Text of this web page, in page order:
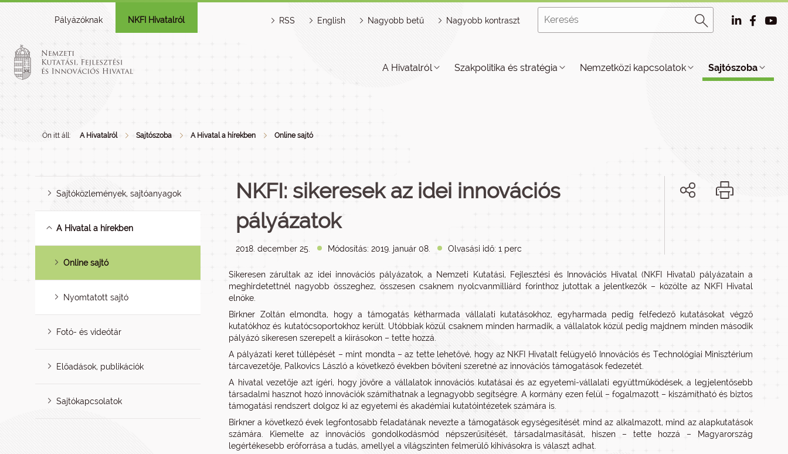
Pályázóknak NKFI Hivatalról RSS English Nagyobb betű Nagyobb kontraszt
A Hivatalról Szakpolitika és stratégia Nemzetközi kapcsolatok Sajtószoba
Ön itt áll: A Hivatalról Sajtószoba A Hivatal a hírekben Online sajtó
Sajtóközlemények, sajtóanyagok
A Hivatal a hírekben
Online sajtó
Nyomtatott sajtó
Fotó- és videótár
Előadások, publikációk
Sajtókapcsolatok
NKFI: sikeresek az idei innovációs
pályázatok
2018. december 25. Módosítás: 2019. január 08. Olvasási idő: 1 perc
Sikeresen zárultak az idei innovációs pályázatok, a Nemzeti Kutatási, Fejlesztési és Innovációs Hivatal (NKFI Hivatal) pályázatain a
meghirdetettnél nagyobb összeghez, összesen csaknem nyolcvanmilliárd forinthoz jutottak a jelentkezők – közölte az NKFI Hivatal
elnöke.
Birkner Zoltán elmondta, hogy a támogatás kétharmada vállalati kutatásokhoz, egyharmada pedig felfedező kutatásokat végző
kutatókhoz és kutatócsoportokhoz került. Utóbbiak közül csaknem minden harmadik, a vállalatok közül pedig majdnem minden második
pályázó sikeresen szerepelt a kiírásokon – tette hozzá.
A pályázati keret túllépését – mint mondta – az tette lehetővé, hogy az NKFI Hivatalt felügyelő Innovációs és Technológiai Minisztérium
tárcavezetője, Palkovics László a következő években bővíteni szeretné az innovációs támogatások fedezetét.
A hivatal vezetője azt ígéri, hogy jövőre a vállalatok innovációs kutatásai és az egyetemi-vállalati együttműködések, a legjelentősebb
társadalmi hasznot hozó innovációk számíthatnak a legnagyobb segítségre. A kormány ezen felül – fogalmazott – kiszámítható és biztos
támogatási rendszert dolgoz ki az egyetemi és akadémiai kutatóintézetek számára is.
Birkner a következő évek legfontosabb feladatának nevezte a támogatások egységesítését mind az alkalmazott, mind az alapkutatások
számára. Kiemelte az innovációs gondolkodásmód népszerűsítését, társadalmasítását, hiszen – tette hozzá – Magyarország
legértékesebb erőforrása a tudás, amellyel a világszinten felmerülő kihívásokra is választ adhat.